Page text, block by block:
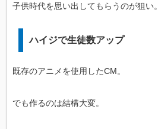
子供時代を思い出してもらうのが狙い。
ハイジで生徒数アップ
既存のアニメを使用したCM。
でも作るのは結構大変。